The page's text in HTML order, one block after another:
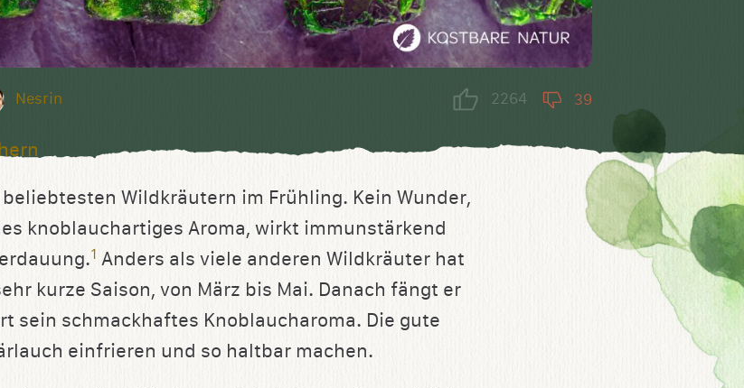
Nesrin 2264 39
Wildkräutern im Frühling. Kein Wunder,
knoblauchartiges Aroma, wirkt immunstärkend
1 Anders als viele anderen Wildkräuter hat
kurze Saison, von März bis Mai. Danach fängt er
sein schmackhaftes Knoblaucharoma. Die gute
einfrieren und so haltbar machen.